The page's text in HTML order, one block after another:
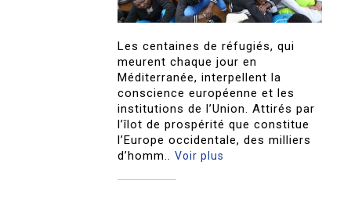
Les centaines de réfugiés, qui
meurent chaque jour en
Méditerranée, interpellent la
conscience européenne et les
institutions de l’Union. Attirés par
l’îlot de prospérité que constitue
l’Europe occidentale, des milliers
d’homm..Voir plus